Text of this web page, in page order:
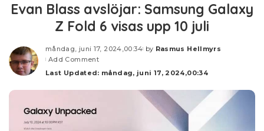
Evan Blass avslöjar: Samsung Galaxy
Z Fold 6 visas upp 10 juli
måndag, juni 17, 2024,00:34
Posted
by Rasmus Hellmyrs
Add Comment
Last Updated: måndag, juni 17, 2024,00:34